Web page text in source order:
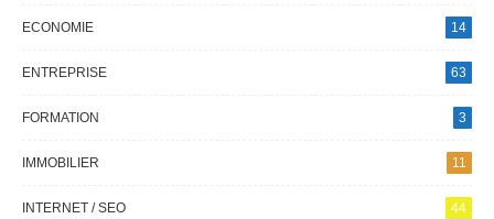
ECONOMIE 14
ENTREPRISE 63
FORMATION 3
IMMOBILIER 11
INTERNET / SEO 44